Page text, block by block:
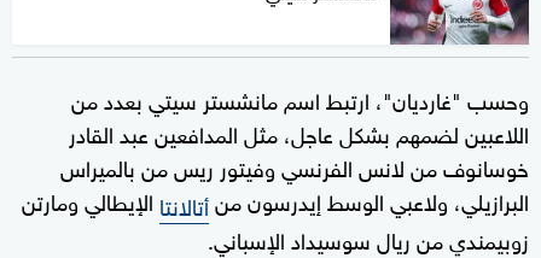
وحسب "غارديان"، ارتبط اسم مانشستر سيتي بعدد من
اللاعبين لضمهم بشكل عاجل، مثل المدافعين عبد القادر
خوسانوف من لانس الفرنسي وفيتور ريس من بالميراس
البرازيلي، ولاعبي الوسط إيدرسون منأتالانتا الإيطالي ومارتن
زوبيمندي من ريال سوسيداد الإسباني.